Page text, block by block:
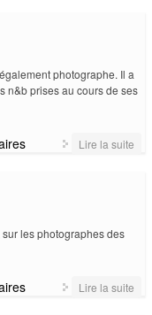
photographe. Il a
n&b prises au cours de ses
Lire la suite
les photographes des
Lire la suite